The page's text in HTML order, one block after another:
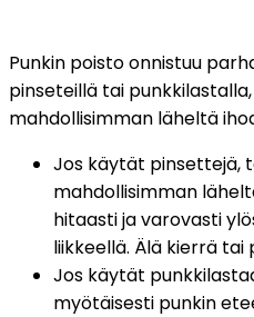
Punkin poisto onnistuu
pinseteillä tai
mahdollisimman läheltä
Jos käytät pinsettejä,
mahdollisimman
hitaasti ja varovasti
liikkeellä. Älä kierrä tai
Jos käytät
myötäisesti punkin